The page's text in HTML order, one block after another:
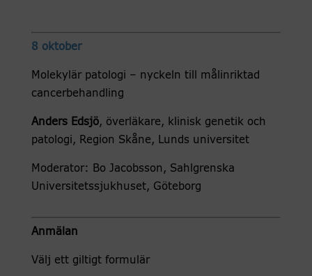
8 oktober
Molekylär patologi – nyckeln till målinriktad
cancerbehandling
Anders Edsjö, överläkare, klinisk genetik och
patologi, Region Skåne, Lunds universitet
Moderator: Bo Jacobsson, Sahlgrenska
Universitetssjukhuset, Göteborg
Anmälan
Välj ett giltigt formulär